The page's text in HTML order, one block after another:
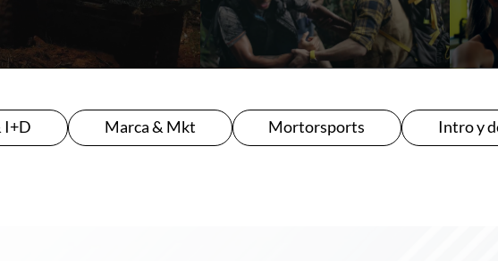
I+D Marca & Mkt Mortorsports Intro y